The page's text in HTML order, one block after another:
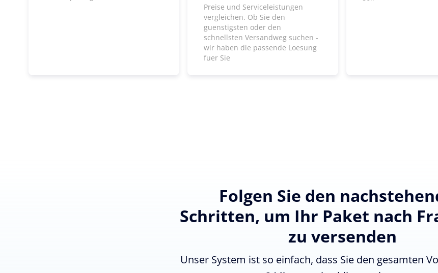
Preise und Serviceleistungen
vergleichen. Ob Sie den
guenstigsten oder den
schnellsten Versandweg suchen -
wir haben die passende Loesung
fuer Sie
Folgen Sie den
Schritten, um Ihr Paket nach
zu versenden
Unser System ist so einfach, dass Sie den gesamten